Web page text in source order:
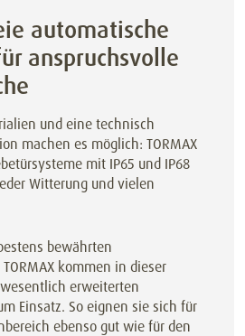
automatische
anspruchsvolle
und eine technisch
machen es möglich: TORMAX
mit IP65 und IP68
Witterung und vielen
bewährten
kommen in dieser
erweiterten
Einsatz. So eignen sie sich für
ebenso gut wie für den